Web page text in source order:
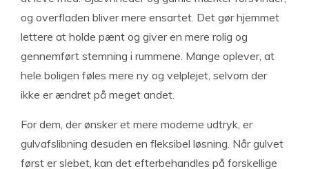
og overfladen bliver mere ensartet. Det gør hjemmet
lettere at holde pænt og giver en mere rolig og
gennemført stemning i rummene. Mange oplever, at
hele boligen føles mere ny og velplejet, selvom der
ikke er ændret på meget andet.
For dem, der ønsker et mere moderne udtryk, er
gulvafslibning desuden en fleksibel løsning. Når gulvet
først er slebet, kan det efterbehandles på forskellige